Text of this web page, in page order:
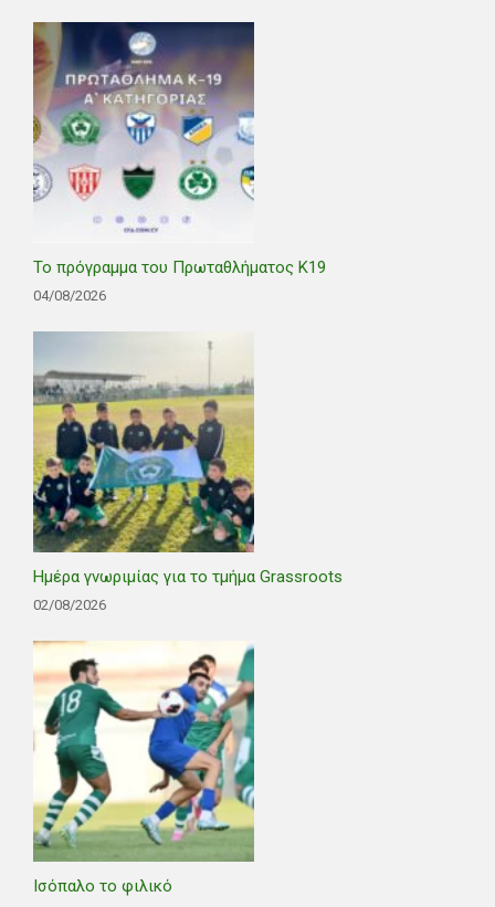
Το πρόγραμμα του Πρωταθλήματος Κ19
04/08/2026
Ημέρα γνωριμίας για το τμήμα Grassroots
02/08/2026
Ισόπαλο το φιλικό